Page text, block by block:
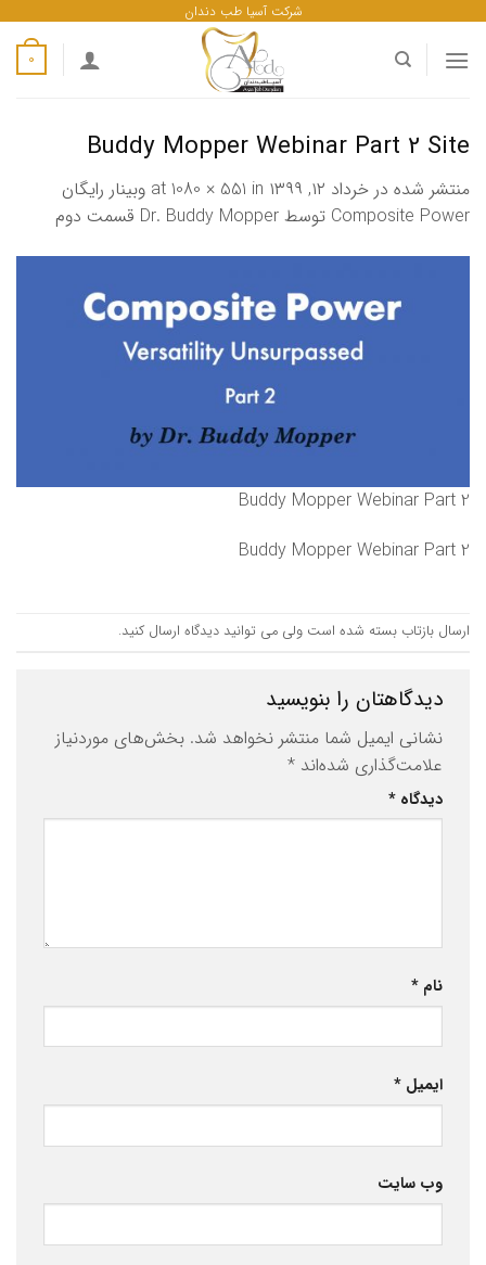
بروید
شرکت آسیا طب دندان
0
Buddy Mopper Webinar Part 2 Site
منتشر شده در خرداد ۱۲, ۱۳۹۹ 1080 × 551 in
وبینار رایگان
Composite Power توسط Dr. Buddy Mopper قسمت دوم
Buddy Mopper Webinar Part 2
Buddy Mopper Webinar Part 2
ارسال بازتاب بسته شده است ولی می توانید دیدگاه ارسال کنید.
دیدگاهتان را بنویسید
نشانی ایمیل شما منتشر نخواهد شد. بخش‌های موردنیاز
علامت‌گذاری شده‌اند *
دیدگاه *
نام *
ایمیل *
وب‌ سایت